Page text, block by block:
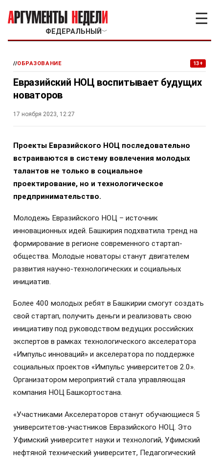
ФЕДЕРАЛЬНЫЙ ﹀
☰
//ОБРАЗОВАНИЕ 13+
Евразийский НОЦ воспитывает будущих
новаторов
17 ноября 2023, 12:27
Проекты Евразийского НОЦ последовательно
встраиваются в систему вовлечения молодых
талантов не только в социальное
проектирование, но и технологическое
предпринимательство.
Молодежь Евразийского НОЦ – источник
инновационных идей. Башкирия подхватила тренд на
формирование в регионе современного стартап-
общества. Молодые новаторы станут двигателем
развития научно-технологических и социальных
инициатив.
Более 400 молодых ребят в Башкирии смогут создать
свой стартап, получить деньги и реализовать свою
инициативу под руководством ведущих российских
экспертов в рамках технологического акселератора
«Импульс инноваций» и акселератора по поддержке
социальных проектов «Импульс университетов 2.0».
Организатором мероприятий стала управляющая
компания НОЦ Башкортостана.
«Участниками Акселераторов станут обучающиеся 5
университетов-участников Евразийского НОЦ. Это
Уфимский университет науки и технологий, Уфимский
нефтяной технический университет, Педагогический